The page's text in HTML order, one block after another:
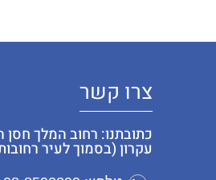
צרו קשר
כתובתנו: רחוב המלך חסן
עקרון (בסמוך לעיר